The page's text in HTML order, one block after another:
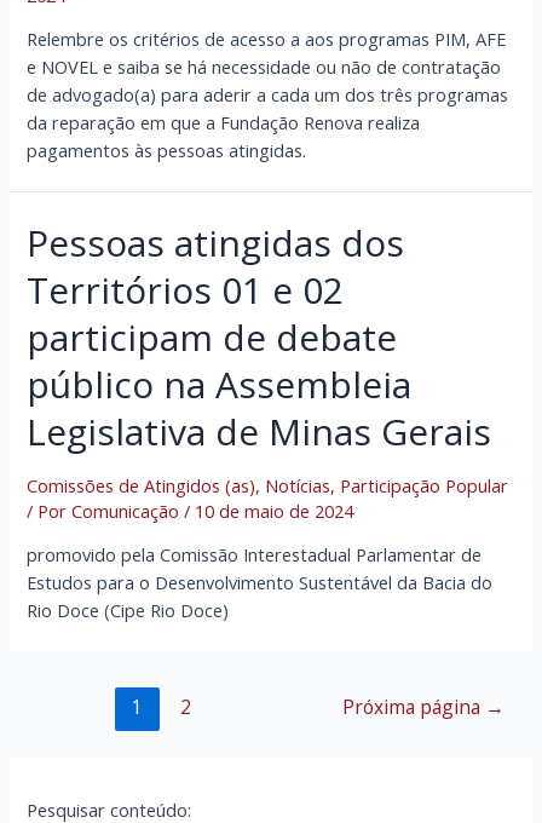
Relembre os critérios de acesso a aos programas PIM, AFE
e NOVEL e saiba se há necessidade ou não de contratação
de advogado(a) para aderir a cada um dos três programas
da reparação em que a Fundação Renova realiza
pagamentos às pessoas atingidas.
Pessoas atingidas dos
Territórios 01 e 02
participam de debate
público na Assembleia
Legislativa de Minas Gerais
Comissões de Atingidos (as), Notícias, Participação Popular
/ PorComunicação/ 10 de maio de 2024
promovido pela Comissão Interestadual Parlamentar de
Estudos para o Desenvolvimento Sustentável da Bacia do
Rio Doce (Cipe Rio Doce)
1 2 Próxima página →
Pesquisar conteúdo: